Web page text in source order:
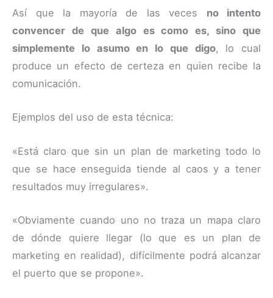
Así que la mayoría de las veces no intento
convencer de que algo es como es, sino que
simplemente lo asumo en lo que digo, lo cual
produce un efecto de certeza en quien recibe la
comunicación.
Ejemplos del uso de esta técnica:
«Está claro que sin un plan de marketing todo lo
que se hace enseguida tiende al caos y a tener
resultados muy irregulares».
«Obviamente cuando uno no traza un mapa claro
de dónde quiere llegar (lo que es un plan de
marketing en realidad), difícilmente podrá alcanzar
el puerto que se propone».